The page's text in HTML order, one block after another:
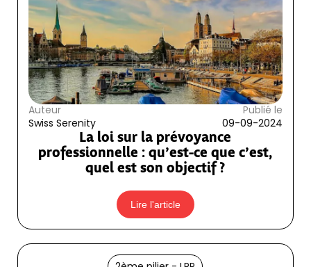
Auteur
Swiss Serenity
Publié le
09-09-2024
La loi sur la prévoyance
professionnelle : qu’est-ce que c’est,
quel est son objectif ?
Lire l'article